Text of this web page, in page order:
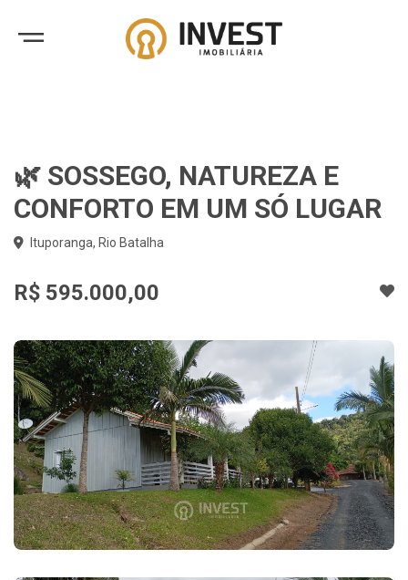
🌿 SOSSEGO, NATUREZA E
CONFORTO EM UM SÓ LUGAR
Ituporanga, Rio Batalha
R$ 595.000,00